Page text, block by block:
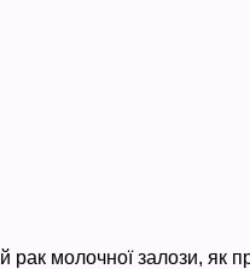
рак молочної залози, як